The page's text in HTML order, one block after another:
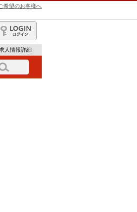
希望のお客様へ
グイン
人情報詳細